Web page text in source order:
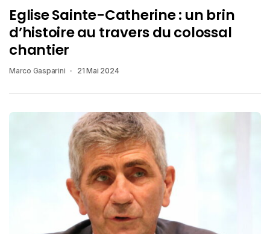
Eglise Sainte-Catherine : un brin
d’histoire au travers du colossal
chantier
Marco Gasparini 21 Mai 2024